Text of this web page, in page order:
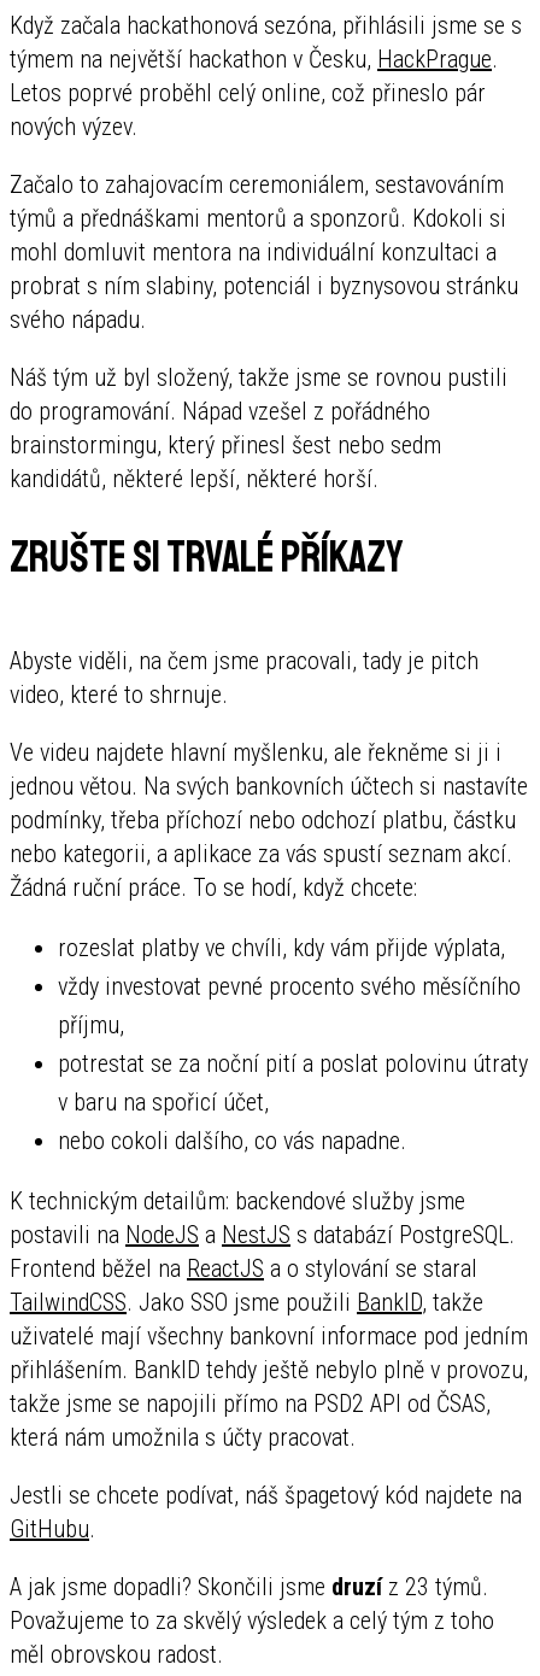
Když začala hackathonová sezóna, přihlásili jsme se s
týmem na největší hackathon v Česku, HackPrague.
Letos poprvé proběhl celý online, což přineslo pár
nových výzev.
Začalo to zahajovacím ceremoniálem, sestavováním
týmů a přednáškami mentorů a sponzorů. Kdokoli si
mohl domluvit mentora na individuální konzultaci a
probrat s ním slabiny, potenciál i byznysovou stránku
svého nápadu.
Náš tým už byl složený, takže jsme se rovnou pustili
do programování. Nápad vzešel z pořádného
brainstormingu, který přinesl šest nebo sedm
kandidátů, některé lepší, některé horší.
Zrušte si trvalé příkazy
Abyste viděli, na čem jsme pracovali, tady je pitch
video, které to shrnuje.
Ve videu najdete hlavní myšlenku, ale řekněme si ji i
jednou větou. Na svých bankovních účtech si nastavíte
podmínky, třeba příchozí nebo odchozí platbu, částku
nebo kategorii, a aplikace za vás spustí seznam akcí.
Žádná ruční práce. To se hodí, když chcete:
rozeslat platby ve chvíli, kdy vám přijde výplata,
vždy investovat pevné procento svého měsíčního
příjmu,
potrestat se za noční pití a poslat polovinu útraty
v baru na spořicí účet,
nebo cokoli dalšího, co vás napadne.
K technickým detailům: backendové služby jsme
postavili na NodeJS a NestJS s databází PostgreSQL.
Frontend běžel na ReactJS a o stylování se staral
TailwindCSS. Jako SSO jsme použili BankID, takže
uživatelé mají všechny bankovní informace pod jedním
přihlášením. BankID tehdy ještě nebylo plně v provozu,
takže jsme se napojili přímo na PSD2 API od ČSAS,
která nám umožnila s účty pracovat.
Jestli se chcete podívat, náš špagetový kód najdete na
GitHubu.
A jak jsme dopadli? Skončili jsme druzíz 23 týmů.
Považujeme to za skvělý výsledek a celý tým z toho
měl obrovskou radost.